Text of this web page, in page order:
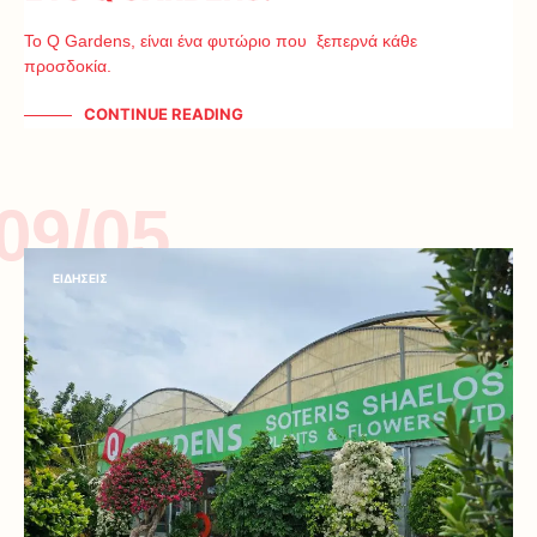
Το Q Gardens, είναι ένα φυτώριο που ξεπερνά κάθε
προσδοκία.
CONTINUE READING
05
ΕΙΔΗΣΕΙΣ